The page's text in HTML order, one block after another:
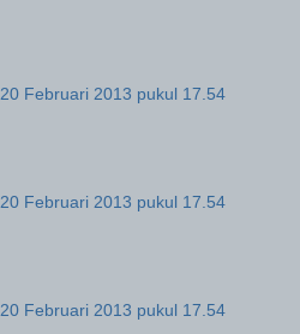
20 Februari 2013 pukul 17.54
20 Februari 2013 pukul 17.54
20 Februari 2013 pukul 17.54